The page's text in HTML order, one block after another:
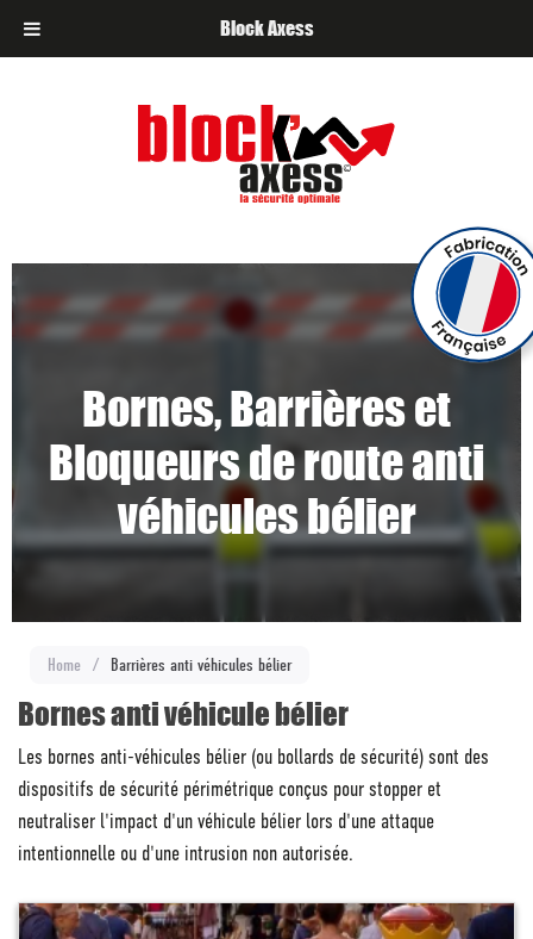
Bornes, Barrières et
Bloqueurs de route anti
véhicules bélier
Home / Barrières anti véhicules bélier
Bornes anti véhicule bélier
Les bornes anti-véhicules bélier (ou bollards de sécurité) sont des
dispositifs de sécurité périmétrique conçus pour stopper et
neutraliser l'impact d'un véhicule bélier lors d'une attaque
intentionnelle ou d'une intrusion non autorisée.
Block Axess